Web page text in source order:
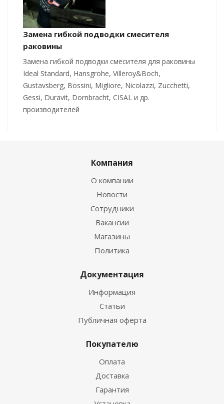
Замена гибкой подводки смесителя
раковины
Замена гибкой подводки смесителя для раковины
Ideal Standard, Hansgrohe, Villeroy&Boch,
Gustavsberg, Bossini, Migliore, Nicolazzi, Zucchetti,
Gessi, Duravit, Dornbracht, CISAL и др.
производителей
Компания
О компании
Новости
Сотрудники
Вакансии
Магазины
Политика
Документация
Информация
Статьи
Публичная оферта
Покупателю
Оплата
Доставка
Гарантия